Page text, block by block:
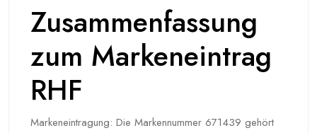
Zusammenfassung
zum Markeneintrag
RHF
Markeneintragung: Die Markennummer 671439 gehört